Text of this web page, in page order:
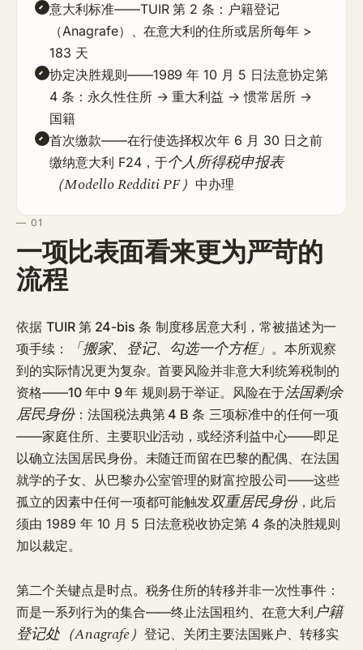
意大利标准——TUIR 第 2 条：户籍登记
（Anagrafe）、在意大利的住所或居所每年 >
183 天
协定决胜规则——1989 年 10 月 5 日法意协定第
4 条：永久性住所 → 重大利益 → 惯常居所 →
国籍
首次缴款——在行使选择权次年 6 月 30 日之前
缴纳意大利 F24，于个人所得税申报表
（Modello Redditi PF）中办理
— 01
一项比表面看来更为严苛的
流程
依据 TUIR 第 24-bis 条 制度移居意大利，常被描述为一
项手续：
「搬家、登记、勾选一个方框」 。本所观察
到的实际情况更为复杂。首要风险并非意大利统筹税制的
资格——10 年中 9 年 规则易于举证。风险在于法国剩余
居民身份： 法国税法典第 4 B 条 三项标准中的任何一项
——家庭住所、主要职业活动，或经济利益中心——即足
以确立法国居民身份。未随迁而留在巴黎的配偶、在法国
就学的子女、从巴黎办公室管理的财富控股公司——这些
孤立的因素中任何一项都可能触发双重居民身份，此后
须由 1989 年 10 月 5 日法意税收协定第 4 条的决胜规则
加以裁定。
第二个关键点是时点。税务住所的转移并非一次性事件：
而是一系列行为的集合——终止法国租约、在意大利户籍
登记处（Anagrafe）登记、关闭主要法国账户、转移实